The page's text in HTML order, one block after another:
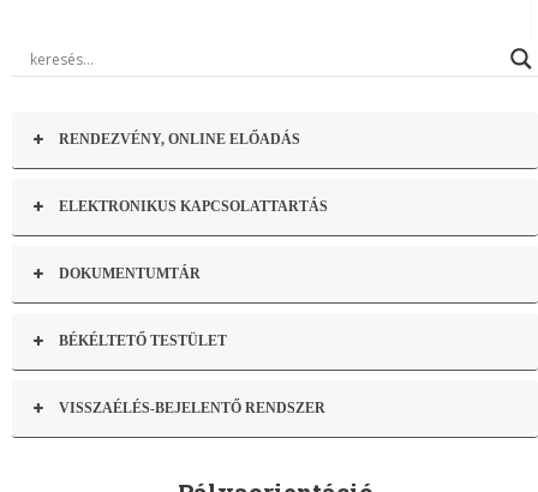
RENDEZVÉNY, ONLINE ELŐADÁS
ELEKTRONIKUS KAPCSOLATTARTÁS
DOKUMENTUMTÁR
BÉKÉLTETŐ TESTÜLET
VISSZAÉLÉS-BEJELENTŐ RENDSZER